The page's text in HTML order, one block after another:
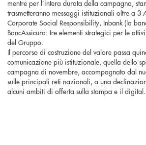
mentre per l’intera durata della campagna,
trasmetteranno messaggi istituzionali oltre a 3
Corporate Social Responsibility, Inbank (la
BancAssicura: tre elementi strategici per le
del Gruppo.
Il percorso di costruzione del valore passa
comunicazione più istituzionale, quella dello
campagna di novembre, accompagnato dal
sulle principali reti nazionali, a una
alcuni ambiti di offerta sulla stampa e il digital.